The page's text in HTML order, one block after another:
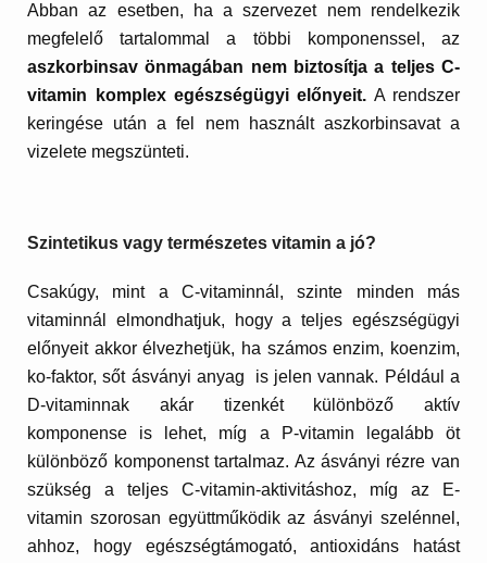
Abban az esetben, ha a szervezet nem rendelkezik
megfelelő tartalommal a többi komponenssel, az
aszkorbinsav önmagában nem biztosítja a teljes C-
vitamin komplex egészségügyi előnyeit. A rendszer
keringése után a fel nem használt aszkorbinsavat a
vizelete megszünteti.
Szintetikus vagy természetes vitamin a jó?
Csakúgy, mint a C-vitaminnál, szinte minden más
vitaminnál elmondhatjuk, hogy a teljes egészségügyi
előnyeit akkor élvezhetjük, ha számos enzim, koenzim,
ko-faktor, sőt ásványi anyag is jelen vannak. Például a
D-vitaminnak akár tizenkét különböző aktív
komponense is lehet, míg a P-vitamin legalább öt
különböző komponenst tartalmaz. Az ásványi rézre van
szükség a teljes C-vitamin-aktivitáshoz, míg az E-
vitamin szorosan együttműködik az ásványi szelénnel,
ahhoz, hogy egészségtámogató, antioxidáns hatást